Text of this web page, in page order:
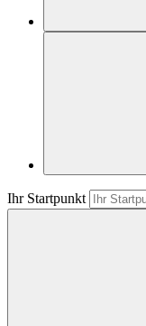
Ihr Startpunkt